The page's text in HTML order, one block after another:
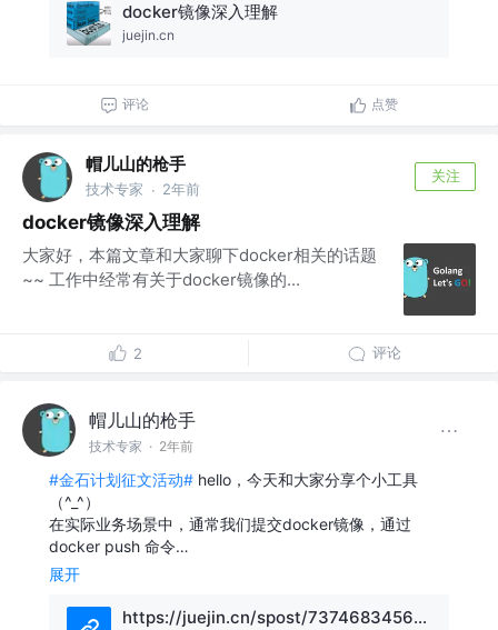
docker镜像深入理解
juejin.cn
评论 点赞
帽儿山的枪手
技术专家 · 2年前
关注
docker镜像深入理解
大家好，本篇文章和大家聊下docker相关的话题
~~ 工作中经常有关于docker镜像的...
2 评论
帽儿山的枪手
技术专家 · 2年前
#金石计划征文活动# hello，今天和大家分享个小工具
（^_^）
在实际业务场景中，通常我们提交docker镜像，通过
docker push 命令…
展开
https://juejin.cn/spost/7374683456717127719